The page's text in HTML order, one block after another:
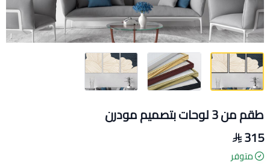
طقم من 3 لوحات بتصميم مودرن
315
متوفر